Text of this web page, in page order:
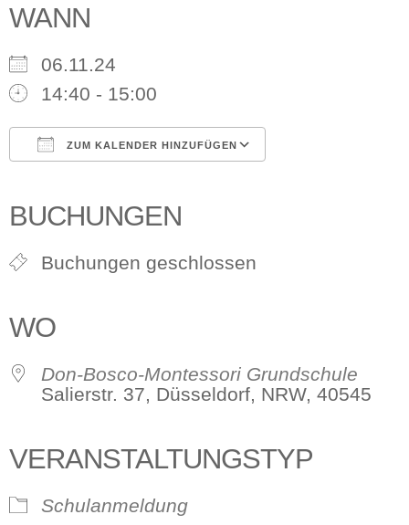
WANN
06.11.24
14:40 - 15:00
ZUM KALENDER HINZUFÜGEN
BUCHUNGEN
Buchungen geschlossen
WO
Don-Bosco-Montessori Grundschule
Salierstr. 37, Düsseldorf, NRW, 40545
VERANSTALTUNGSTYP
Schulanmeldung